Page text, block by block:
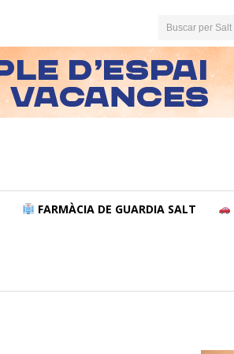
Buscar per Salt
FARMÀCIA DE GUARDIA SALT